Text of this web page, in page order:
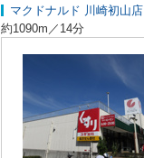
マクドナルド 川崎初山店
約1090m／14分